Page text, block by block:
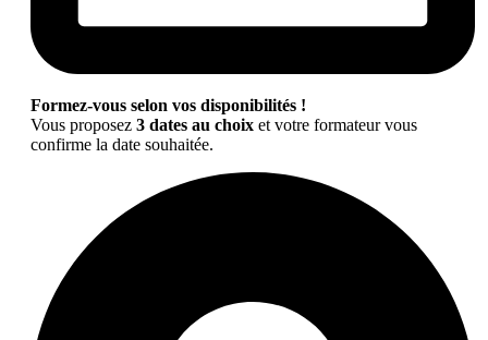
Formez-vous selon vos disponibilités !
Vous proposez 3 dates au choix et votre formateur vous
confirme la date souhaitée.